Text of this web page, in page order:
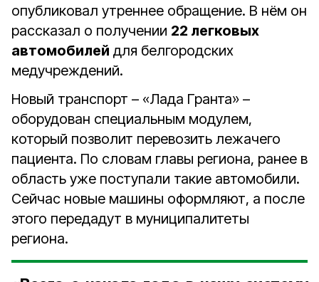
опубликовал утреннее обращение. В нём он
рассказал о получении 22 легковых
автомобилей для белгородских
медучреждений.
Новый транспорт – «Лада Гранта» –
оборудован специальным модулем,
который позволит перевозить лежачего
пациента. По словам главы региона, ранее в
область уже поступали такие автомобили.
Сейчас новые машины оформляют, а после
этого передадут в муниципалитеты
региона.